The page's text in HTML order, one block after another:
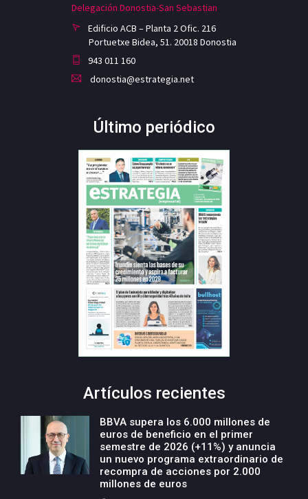
Delegación Donostia-San Sebastian
Edificio ACB – Planta 2 Ofic. 216
Portuetxe Bidea, 51. 20018 Donostia
943 011 160
donostia@estrategia.net
Último periódico
Artículos recientes
BBVA supera los 6.000 millones de
euros de beneficio en el primer
semestre de 2026 (+11%) y anuncia
un nuevo programa extraordinario de
recompra de acciones por 2.000
millones de euros